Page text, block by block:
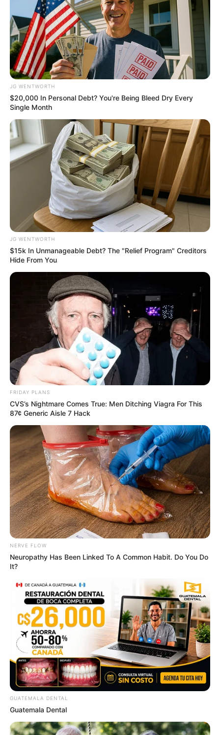
She Spends Millions To Transform Herself Into A
Barbie Doll!
Take A Look At Demi Moore's Most Iconic And
Provocative Roles
BRAINBERRIES
BRAINBERRIES
These 6 Movies Were So Bad That They Became
Instant Classics
BRAINBERRIES
เรื่องอื่นๆ ที่น่าสนใจ
ดวงรายวัน 13 กันยายน 2565
13 ก.ย. 2022
ดวงรายวัน 12 กันยายน 2565
12 ก.ย. 2022
JG WENTWORTH
$20,000 In Personal Debt? You're Being Bleed Dry Every
Single Month
JG WENTWORTH
$15k In Unmanageable Debt? The "Relief Program" Creditors
Hide From You
FRIDAY PLANS
CVS’s Nightmare Comes True: Men Ditching Viagra For This
87¢ Generic Aisle 7 Hack
NERVE FLOW
Neuropathy Has Been Linked To A Common Habit. Do You Do
It?
GUATEMALA DENTAL
Guatemala Dental